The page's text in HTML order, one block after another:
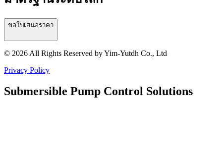
ขอใบเสนอราคา
© 2026 All Rights Reserved by Yim-Yutdh Co., Ltd
Privacy Policy
Submersible Pump Control Solutions